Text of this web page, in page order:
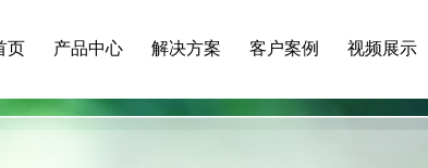
页 产品中心 解决方案 客户案例 视频展示